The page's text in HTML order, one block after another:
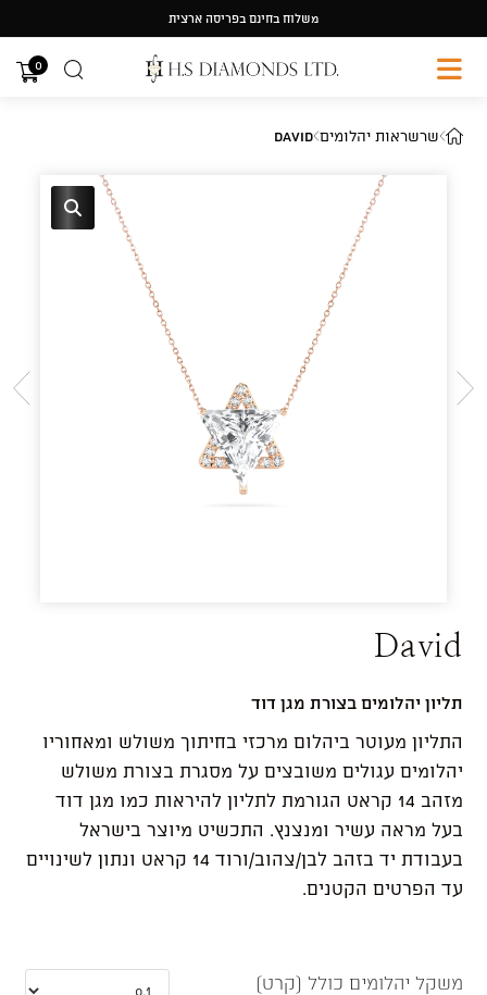
content
משלוח בחינם בפריסה ארצית
0
שרשראות יהלומים David
David
תליון יהלומים בצורת מגן דוד
התליון מעוטר ביהלום מרכזי בחיתוך משולש ומאחוריו
יהלומים עגולים משובצים על מסגרת בצורת משולש
מזהב 14 קראט הגורמת לתליון להיראות כמו מגן דוד
בעל מראה עשיר ומנצנץ. התכשיט מיוצר בישראל
בעבודת יד בזהב לבן/צהוב/ורוד 14 קראט ונתון לשינויים
עד הפרטים הקטנים.
משקל יהלומים כולל (קרט)